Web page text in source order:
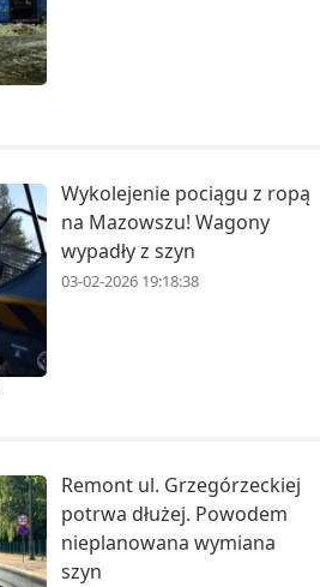
Wykolejenie pociągu z ropą
na Mazowszu! Wagony
wypadły z szyn
03-02-2026 19:18:38
Remont ul. Grzegórzeckiej
potrwa dłużej. Powodem
nieplanowana wymiana
szyn